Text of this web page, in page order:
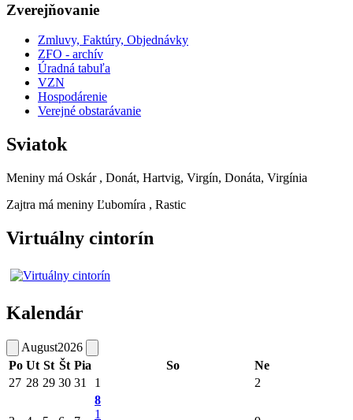
Zverejňovanie
Zmluvy, Faktúry, Objednávky
ZFO - archív
Úradná tabuľa
VZN
Hospodárenie
Verejné obstarávanie
Sviatok
Meniny má Oskár , Donát, Hartvig, Virgín, Donáta, Virgínia
Zajtra má meniny Ľubomíra , Rastic
Virtuálny cintorín
Kalendár
August2026
Po Ut St Št Pia So
Ne
27 28 29 30 31 1 2
8
1